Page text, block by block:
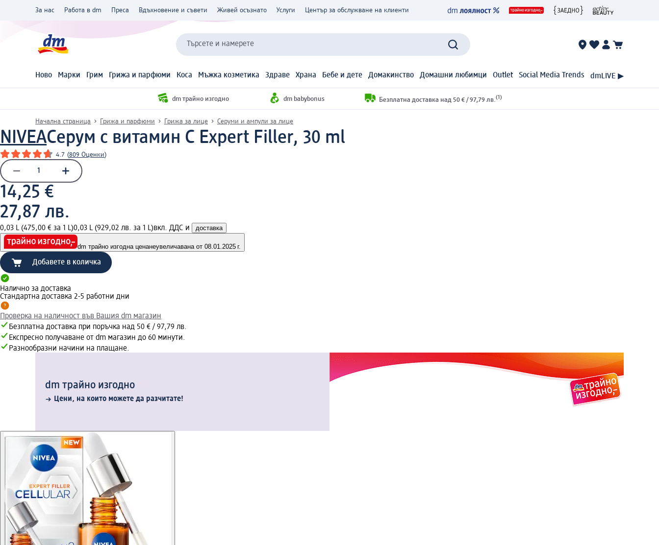
За нас Работа в dm Преса Вдъхновение и съвети Живей осъзнато Услуги Център за обслужване на клиенти
Търсете и намерете
Ново Марки Грим Грижа и парфюми Коса Мъжка козметика Здраве Храна Бебе и дете Домакинство Домашни любимци Outlet Social Media Trends dmLIVE ▶
dm трайно изгодно dm babybonus Безплатна доставка над 50 € / 97,79 лв. (1)
Начална страница Грижа и парфюми Грижа за лице Серуми и ампули за лице
NIVEAСерум с витамин C Expert Filler, 30 ml
4.7 (809 Оценки)
14,25 €
27,87 лв.
0,03 L (475,00 € за 1 L)0,03 L (929,02 лв. за 1 L)вкл. ДДС и доставка
dm трайно изгодна ценанеувеличавана от 08.01.2025 г.
Добавете в количка
Налично за доставка
Стандартна доставка 2-5 работни дни
Проверка на наличност във Вашия dm магазин
Безплатна доставка при поръчка над 50 € / 97,79 лв.
Експресно получаване от dm магазин до 60 минути.
Разнообразни начини на плащане.
dm трайно изгодно
Цени, на които можете да разчитате!